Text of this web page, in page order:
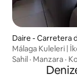
Daire - Carretera
Málaga Kuleleri |
Sahil · Manzara ·